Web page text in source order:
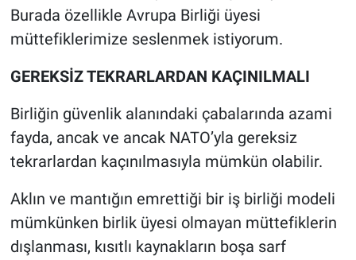
Burada özellikle Avrupa Birliği üyesi
müttefiklerimize seslenmek istiyorum.
GEREKSİZ TEKRARLARDAN KAÇINILMALI
Birliğin güvenlik alanındaki çabalarında azami
fayda, ancak ve ancak NATO’yla gereksiz
tekrarlardan kaçınılmasıyla mümkün olabilir.
Aklın ve mantığın emrettiği bir iş birliği modeli
mümkünken birlik üyesi olmayan müttefiklerin
dışlanması, kısıtlı kaynakların boşa sarf